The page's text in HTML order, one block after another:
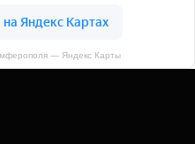
— Яндекс Карты